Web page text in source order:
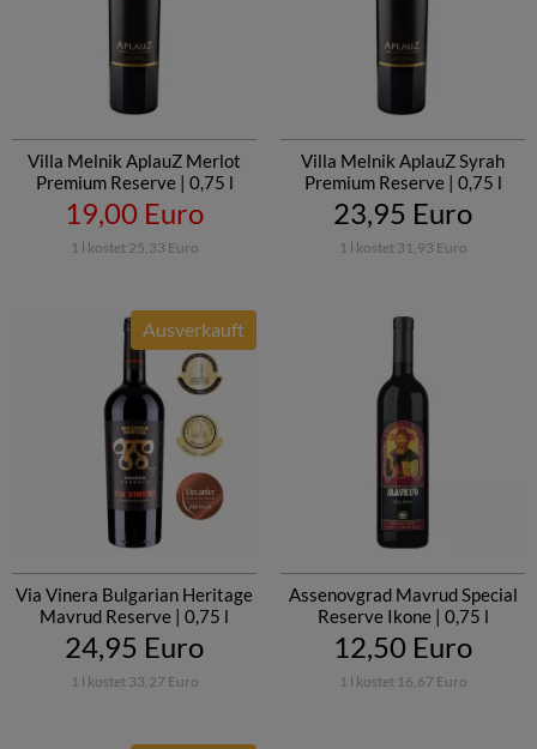
Villa Melnik AplauZ Merlot
Premium Reserve | 0,75 l
19,00 Euro
1 l kostet 25,33 Euro
Villa Melnik AplauZ Syrah
Premium Reserve | 0,75 l
23,95 Euro
1 l kostet 31,93 Euro
Via Vinera Bulgarian Heritage
Mavrud Reserve | 0,75 l
Ausverkauft
24,95 Euro
1 l kostet 33,27 Euro
Assenovgrad Mavrud Special
Reserve Ikone | 0,75 l
12,50 Euro
1 l kostet 16,67 Euro